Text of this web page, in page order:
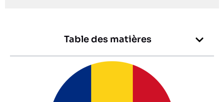
Table des matières